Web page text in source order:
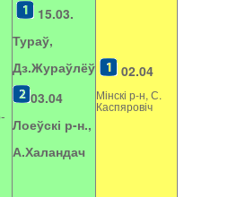
15.03.
Тураў,
Дз.Жураўлёў
03.04
Лоеўскі р-н.,
А.Халандач
02.04
Мінскі р-н, С.
Каспяровіч